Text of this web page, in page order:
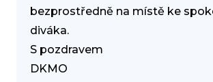
bezprostředně na místě ke
diváka.
S pozdravem
DKMO